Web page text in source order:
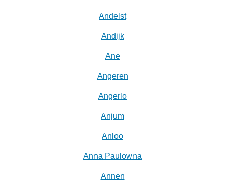
Andelst
Andijk
Ane
Angeren
Angerlo
Anjum
Anloo
Anna Paulowna
Annen